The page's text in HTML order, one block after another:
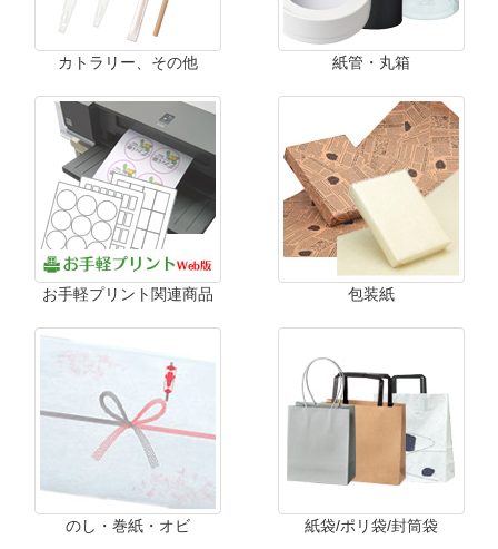
カトラリー、その他 紙管・丸箱
お手軽プリント関連商品 包装紙
のし・巻紙・オビ 紙袋/ポリ袋/封筒袋